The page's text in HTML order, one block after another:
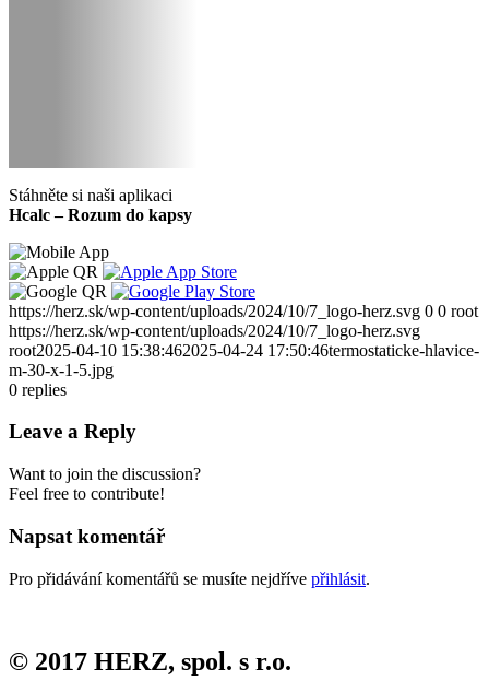
Stáhněte si naši aplikaci
Hcalc – Rozum do kapsy
https://herz.sk/wp-content/uploads/2024/10/7_logo-herz.svg 0 0 root
https://herz.sk/wp-content/uploads/2024/10/7_logo-herz.svg
root2025-04-10 15:38:462025-04-24 17:50:46termostaticke-hlavice-
m-30-x-1-5.jpg
0 replies
Leave a Reply
Want to join the discussion?
Feel free to contribute!
Napsat komentář
Pro přidávání komentářů se musíte nejdříve přihlásit.
© 2017 HERZ, spol. s r.o.